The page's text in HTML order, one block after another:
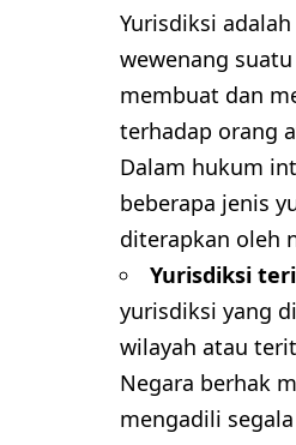
Yurisdiksi
wewenang
membuat dan
terhadap orang
Dalam hukum
beberapa jenis
diterapkan oleh
Yurisdiksi
yurisdiksi yang
wilayah atau
Negara berhak
mengadili